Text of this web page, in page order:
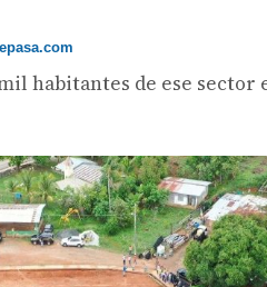
habitantes de ese